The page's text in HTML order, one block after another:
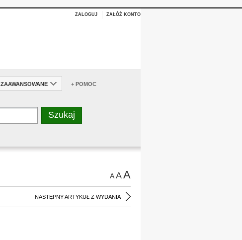
ZALOGUJ ZAŁÓŻ KONTO
ZAAWANSOWANE + POMOC
AAA
NASTĘPNY ARTYKUŁ Z WYDANIA